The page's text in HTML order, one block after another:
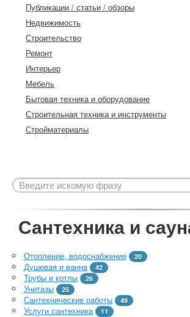
Публикации / статьи / обзоры
Недвижимость
Строительство
Ремонт
Интерьер
Мебель
Бытовая техника и оборудование
Строительная техника и инструменты
Стройматериалы
Сантехника и
Отопление, водоснабжение 20
Душевая и ванна 42
Трубы и котлы 26
Унитазы 25
Сантехнические работы 49
Услуги сантехника 11